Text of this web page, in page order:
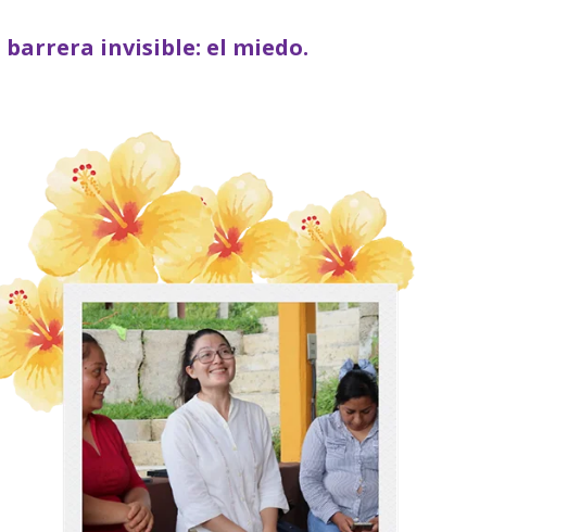
invisible: el miedo.